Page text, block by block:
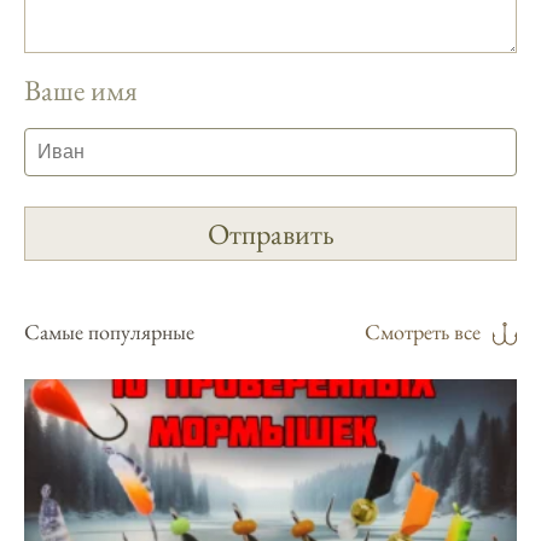
предоставляет подробные сведения о
рыбы.
условия и фазы луны, что делает его
надежным.
Я регулярно проверяю прогноз клева на
Подробный прогноз клева помогает мне
выбирать лучшие дни для рыбалки в
Москве и области.
С приложением можно получить прогноз
клева на ближайшие сутки.
Узнайте, какие факторы влияют на
Ваше имя
Самые популярные Смотреть все